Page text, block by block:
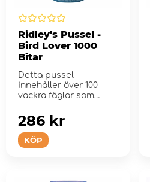
Ridley's Pussel -
Bird Lover 1000
Bitar
Detta pussel
innehåller över 100
vackra fåglar som
KÖP
286 kr